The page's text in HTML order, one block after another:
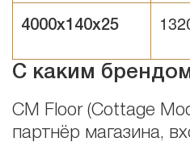
4000х140х25
С каким
СM Floor (Cottage
партнёр магазина,